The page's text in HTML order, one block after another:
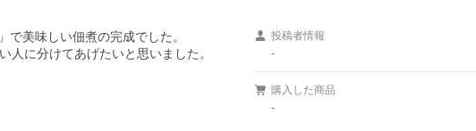
美味しい佃煮の完成でした。
人に分けてあげたいと思いました。
投稿者情報
-
購入した商品
-